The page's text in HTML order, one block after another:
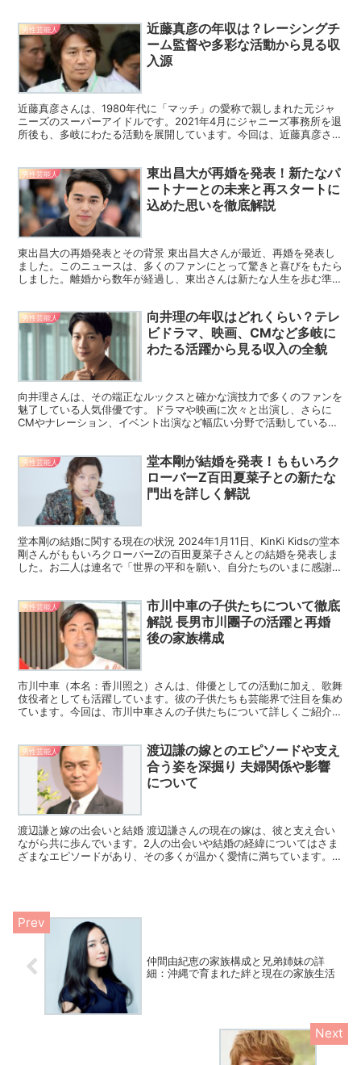
男性芸能人
近藤真彦の年収は？レーシングチ
ーム監督や多彩な活動から見る収
入源
近藤真彦さんは、1980年代に「マッチ」の愛称で親しまれた元ジャ
ニーズのスーパーアイドルです。2021年4月にジャニーズ事務所を退
所後も、多岐にわたる活動を展開しています。今回は、近藤真彦さん
男性芸能人
東出昌大が再婚を発表！新たなパ
ートナーとの未来と再スタートに
込めた思いを徹底解説
東出昌大の再婚発表とその背景 東出昌大さんが最近、再婚を発表し
ました。このニュースは、多くのファンにとって驚きと喜びをもたら
しました。離婚から数年が経過し、東出さんは新たな人生を歩む準備
男性芸能人
向井理の年収はどれくらい？テレ
ビドラマ、映画、CMなど多岐に
わたる活躍から見る収入の全貌
向井理さんは、その端正なルックスと確かな演技力で多くのファンを
魅了している人気俳優です。ドラマや映画に次々と出演し、さらに
CMやナレーション、イベント出演など幅広い分野で活動している彼
男性芸能人
堂本剛が結婚を発表！ももいろク
ローバーZ百田夏菜子との新たな
門出を詳しく解説
堂本剛の結婚に関する現在の状況 2024年1月11日、KinKi Kidsの堂本
剛さんがももいろクローバーZの百田夏菜子さんとの結婚を発表しま
した。お二人は連名で「世界の平和を願い、自分たちのいまに感謝を
男性芸能人
市川中車の子供たちについて徹底
解説 長男市川團子の活躍と再婚
後の家族構成
市川中車（本名：香川照之）さんは、俳優としての活動に加え、歌舞
伎役者としても活躍しています。彼の子供たちも芸能界で注目を集め
ています。今回は、市川中車さんの子供たちについて詳しくご紹介し
男性芸能人
渡辺謙の嫁とのエピソードや支え
合う姿を深掘り 夫婦関係や影響
について
渡辺謙と嫁の出会いと結婚 渡辺謙さんの現在の嫁は、彼と支え合い
ながら共に歩んでいます。2人の出会いや結婚の経緯についてはさま
ざまなエピソードがあり、その多くが温かく愛情に満ちています。人
仲間由紀恵の家族構成と兄弟姉妹の詳
細：沖縄で育まれた絆と現在の家族生活